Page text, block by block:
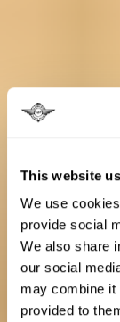
This website
We use
provide social
We also share
our social
may combine it
provided to